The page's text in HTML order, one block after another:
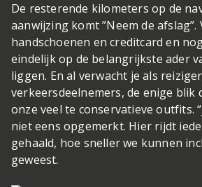
De resterende kilometers op de
aanwijzing komt ”Neem de
handschoenen en creditcard en
eindelijk op de belangrijkste ader
liggen. En al verwacht je als
verkeersdeelnemers, de enige blik
onze veel te conservatieve outfits.
niet eens opgemerkt. Hier rijdt
gehaald, hoe sneller we kunnen
geweest.